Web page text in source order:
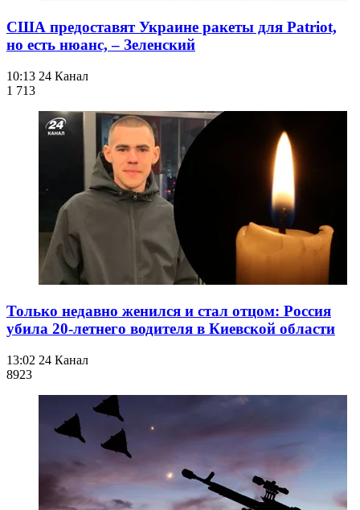
США предоставят Украине ракеты для Patriot,
но есть нюанс, – Зеленский
10:13 24 Канал
1 713
Только недавно женился и стал отцом: Россия
убила 20-летнего водителя в Киевской области
13:02 24 Канал
8923